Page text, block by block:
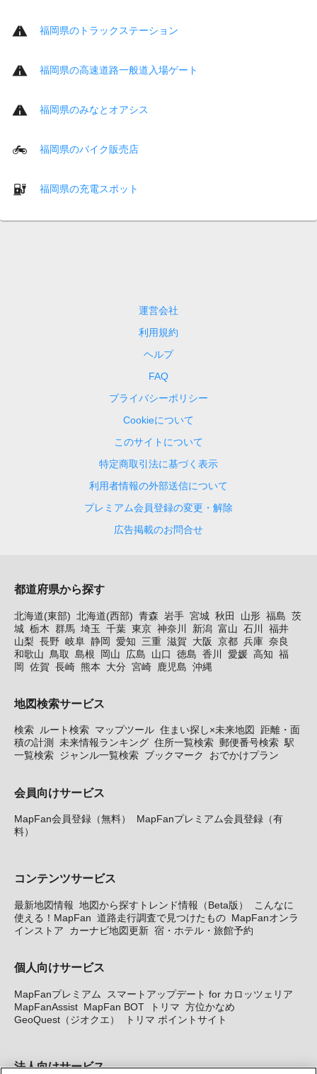
福岡県のトラックステーション
福岡県の高速道路一般道入場ゲート
福岡県のみなとオアシス
福岡県のバイク販売店
福岡県の充電スポット
運営会社
利用規約
ヘルプ
FAQ
プライバシーポリシー
Cookieについて
このサイトについて
特定商取引法に基づく表示
利用者情報の外部送信について
プレミアム会員登録の変更・解除
広告掲載のお問合せ
都道府県から探す
北海道(東部) 北海道(西部) 青森 岩手 宮城 秋田 山形 福島 茨
城 栃木 群馬 埼玉 千葉 東京 神奈川 新潟 富山 石川
福井
山梨 長野 岐阜 静岡 愛知 三重 滋賀 大阪 京都 兵庫 奈良
和歌山
鳥取 島根 岡山 広島 山口 徳島 香川 愛媛 高知 福
岡 佐賀 長崎 熊本 大分 宮崎 鹿児島 沖縄
地図検索サービス
検索 ルート検索 マップツール 住まい探し×未来地図
距離・面
積の計測
未来情報ランキング 住所一覧検索 郵便番号検索 駅
一覧検索 ジャンル一覧検索 ブックマーク おでかけプラン
会員向けサービス
MapFan会員登録（無料）
MapFanプレミアム会員登録（有
料）
コンテンツサービス
最新地図情報 地図から探すトレンド情報（Beta版）
こんなに
使える！MapFan 道路走行調査で見つけたもの MapFanオンラ
インストア
カーナビ地図更新 宿・ホテル・旅館予約
個人向けサービス
MapFanプレミアム
スマートアップデート for カロッツェリア
MapFanAssist MapFan BOT トリマ 方位かなめ
GeoQuest（ジオクエ）
トリマ ポイントサイト
法人向けサービス